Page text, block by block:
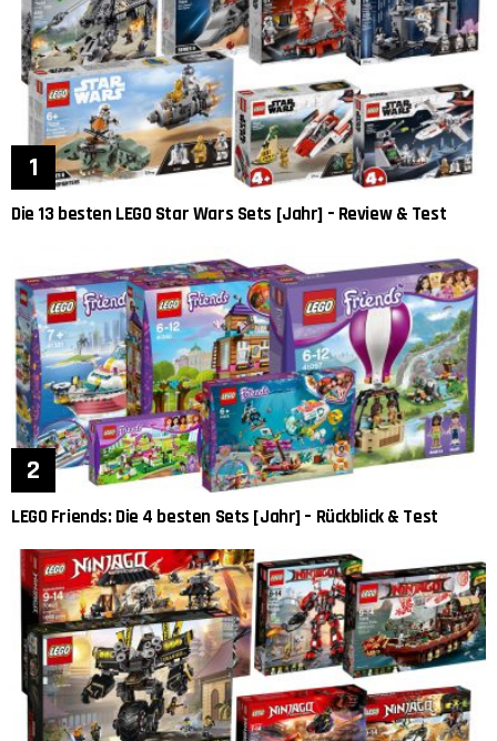
Die 13 besten LEGO Star Wars Sets [Jahr] – Review & Test
LEGO Friends: Die 4 besten Sets [Jahr] – Rückblick & Test